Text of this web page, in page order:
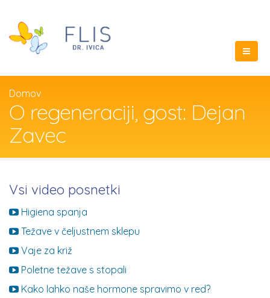
Domov
O regeneraciji, gost: Dejan
Zavec
Vsi video posnetki
Higiena spanja
Težave v čeljustnem sklepu
Vaje za križ
Poletne težave s stopali
Kako lahko naše hormone spravimo v red?